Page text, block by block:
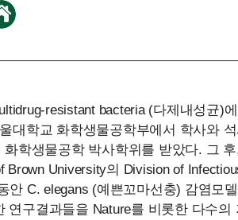
resistant bacteria (다제내성균)
대학교 화학생물공학부에서 학사와
학생물공학 박사학위를 받았다. 그
Brown University의 Division of
안 C. elegans (예쁜꼬마선충) 감염모
구결과들을 Nature를 비롯한 다수의